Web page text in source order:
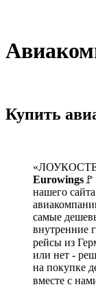
Купить
Eurowings
нашего
самые
внутренние
рейсы из
или нет -
на покупке
вместе с